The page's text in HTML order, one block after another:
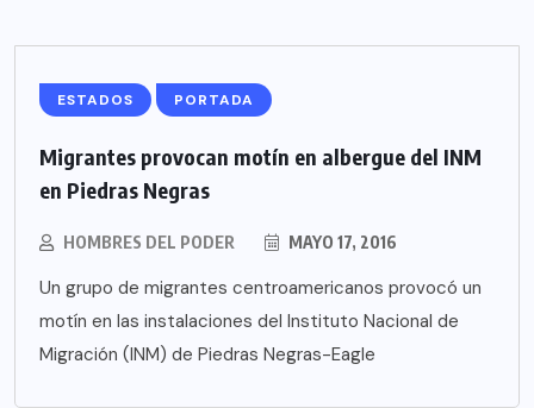
ESTADOS PORTADA
Migrantes provocan motín en albergue del INM
en Piedras Negras
HOMBRES DEL PODER MAYO 17, 2016
Un grupo de migrantes centroamericanos provocó un
motín en las instalaciones del Instituto Nacional de
Migración (INM) de Piedras Negras-Eagle